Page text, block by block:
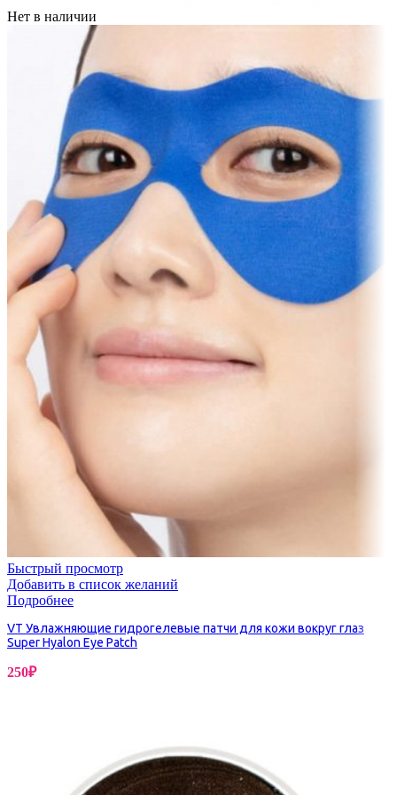
Нет в наличии
Быстрый просмотр
Добавить в список желаний
Подробнее
VT Увлажняющие гидрогелевые патчи для кожи вокруг глаз
Super Hyalon Eye Patch
250₽